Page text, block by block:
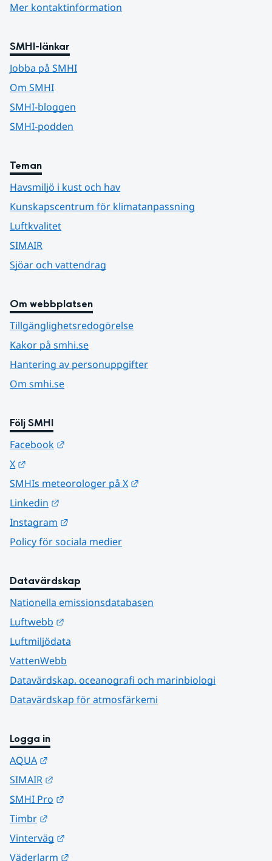
Mer kontaktinformation
SMHI-länkar
Jobba på SMHI
Om SMHI
SMHI-bloggen
SMHI-podden
Teman
Havsmiljö i kust och hav
Kunskapscentrum för klimatanpassning
Luftkvalitet
SIMAIR
Sjöar och vattendrag
Om webbplatsen
Tillgänglighetsredogörelse
Kakor på smhi.se
Hantering av personuppgifter
Om smhi.se
Följ SMHI
Facebook
X
SMHIs meteorologer på X
Linkedin
Instagram
Policy för sociala medier
Datavärdskap
Nationella emissionsdatabasen
Luftwebb
Luftmiljödata
VattenWebb
Datavärdskap, oceanografi och marinbiologi
Datavärdskap för atmosfärkemi
Logga in
AQUA
SIMAIR
SMHI Pro
Timbr
Vinterväg
Väderlarm